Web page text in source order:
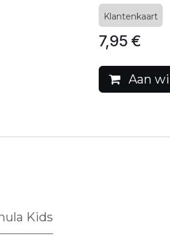
Klantenkaart
7,95 €
Aan
Kids